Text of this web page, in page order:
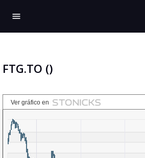
menu
FTG.TO ()